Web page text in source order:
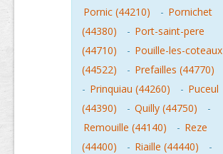
Pornic (44210)
- Pornichet
(44380)
- Port-saint-pere
(44710)
- Pouille-les-coteaux
(44522)
- Prefailles (44770)
- Prinquiau (44260) - Puceul
(44390)
- Quilly (44750)
-
Remouille (44140)
- Reze
(44400)
- Riaille (44440)
-